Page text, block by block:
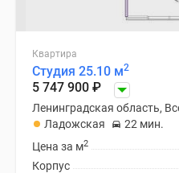
Квартира
Студия 25.10 м2
5 747 900 ₽
Ленинградская область,
Ладожская
22 мин.
Цена за м2
Корпус